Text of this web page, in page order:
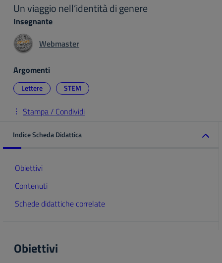
Un viaggio nell’identità di genere
Insegnante
Webmaster
Argomenti
Lettere STEM
Stampa / Condividi
Indice Scheda Didattica
Obiettivi
Contenuti
Schede didattiche correlate
Obiettivi